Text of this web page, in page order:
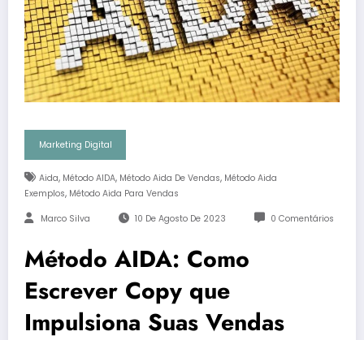
Marketing Digital
Aida, Método AIDA, Método Aida De Vendas, Método Aida
Exemplos, Método Aida Para Vendas
Marco Silva 10 De Agosto De 2023 0 Comentários
Método AIDA: Como
Escrever Copy que
Impulsiona Suas Vendas